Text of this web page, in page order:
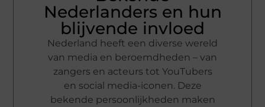
Nederlanders en hun
blijvende invloed
Nederland heeft een diverse wereld
van media en beroemdheden – van
zangers en acteurs tot YouTubers
en social media-iconen. Deze
bekende persoonlijkheden maken